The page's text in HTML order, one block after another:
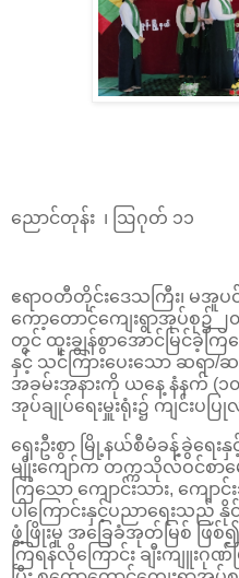
ညောင်တုန်း ၊ ဩဂုတ် ၁၁
ဧရာဝတီတိုင်းဒေသကြီး၊ မအူပ
ကော့တောင်ကျေးရွာအုပ်စု၌ ၂
တွင် ထူးချွန်စွာအောင်မြင်ခဲ့ကြသ
နှင့် သင်ကြားပေးသော ဆရာ/ဆ
အခမ်းအနားကို ယနေ့ နံနက် (၁
အုပ်ချုပ်ရေးမှူးရုံး၌ ကျင်းပ
ရှေးဦးစွာ မြို့နယ်စီမံခန့်ခွဲ‌ရေး
မျိုးကျော်က တက္ကသိုလ်ဝင်စာမ
ကြသော ကျောင်းသား, ကျော
ပါ‌ကြောင်းနှင့်ပညာရေးသည်
ဖွံ့ဖြိုးမှု အခြေခံအုတ်မြစ်
ကြရန်လိုကြောင်း ချီးကျူးဂုဏ်